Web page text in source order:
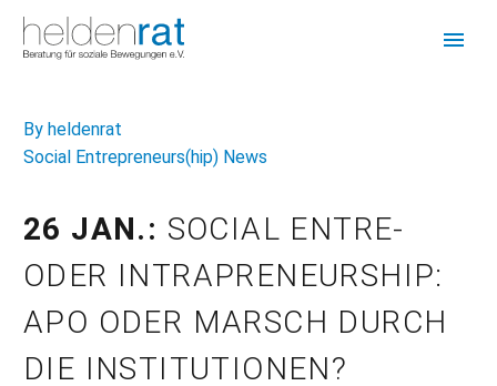
By heldenrat
Social Entrepreneurs(hip) News
26 JAN.: SOCIAL ENTRE-
ODER INTRAPRENEURSHIP:
APO ODER MARSCH DURCH
DIE INSTITUTIONEN?